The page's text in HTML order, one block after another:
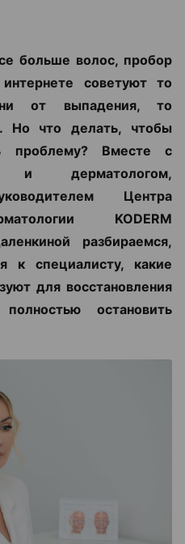
больше волос, пробор
советуют то
от выпадения, то
Но что делать, чтобы
проблему? Вместе с
и дерматологом,
Центра
KODERM
разбираемся,
к специалисту, какие
для восстановления
остановить